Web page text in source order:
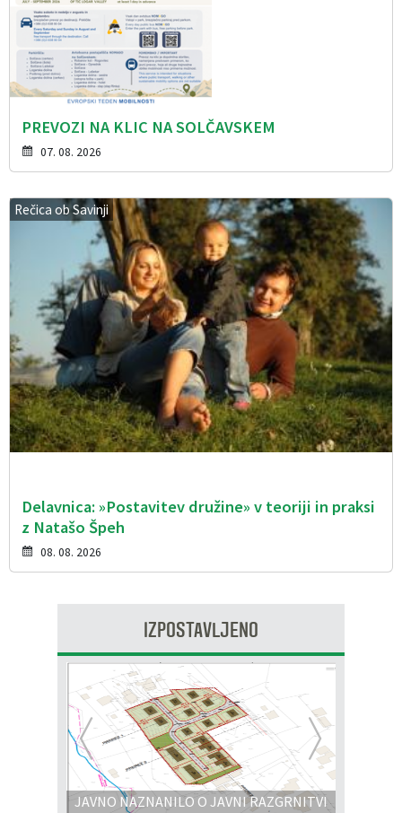
PREVOZI NA KLIC NA SOLČAVSKEM
07. 08. 2026
Rečica ob Savinji
Delavnica: »Postavitev družine» v teoriji in praksi
z Natašo Špeh
08. 08. 2026
IZPOSTAVLJENO
JAVNO NAZNANILO O JAVNI RAZGRNITVI
Prejšnja